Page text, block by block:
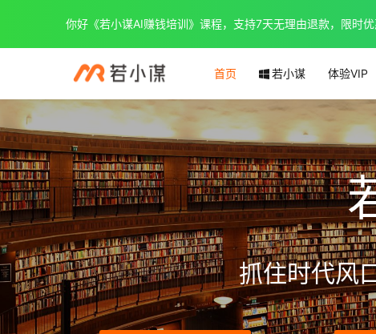
首页 若小谋 体验VIP
抓住时代风
你好《若小谋AI赚钱培训》课程，支持7天无理由退款，限时